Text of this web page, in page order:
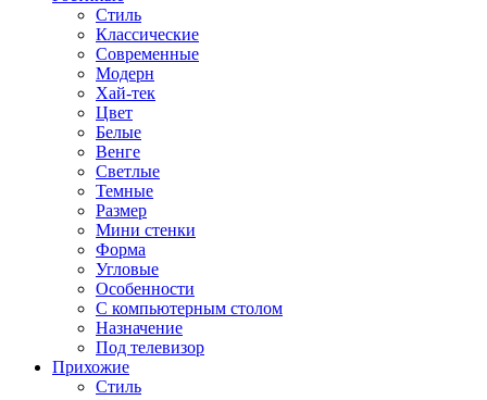
Стиль
Классические
Современные
Модерн
Хай-тек
Цвет
Белые
Венге
Светлые
Темные
Размер
Мини стенки
Форма
Угловые
Особенности
С компьютерным столом
Назначение
Под телевизор
Прихожие
Стиль